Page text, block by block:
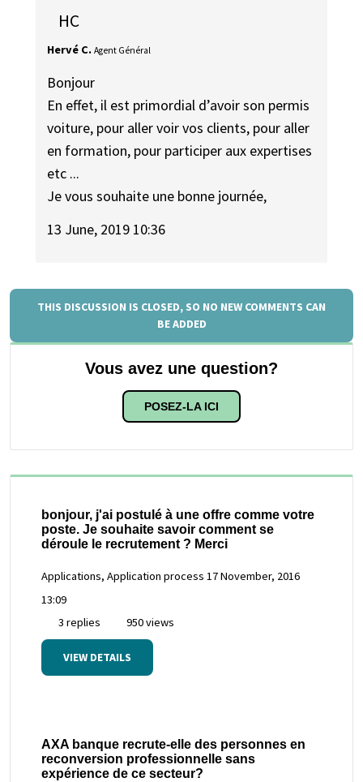
HC
Hervé C. Agent Général
Bonjour
En effet, il est primordial d’avoir son permis
voiture, pour aller voir vos clients, pour aller
en formation, pour participer aux expertises
etc ...
Je vous souhaite une bonne journée,
13 June, 2019 10:36
THIS DISCUSSION IS CLOSED, SO NO NEW COMMENTS CAN
BE ADDED
Vous avez une question?
POSEZ-LA ICI
bonjour, j'ai postulé à une offre comme votre
poste. Je souhaite savoir comment se
déroule le recrutement ? Merci
Applications, Application process 17 November, 2016
13:09
3 replies
950 views
VIEW DETAILS
AXA banque recrute-elle des personnes en
reconversion professionnelle sans
expérience de ce secteur?